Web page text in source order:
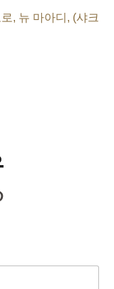
, 뉴 마아디, (샤크